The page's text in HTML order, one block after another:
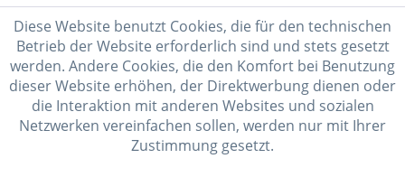
Diese Website benutzt Cookies, die für den technischen
Betrieb der Website erforderlich sind und stets gesetzt
werden. Andere Cookies, die den Komfort bei Benutzung
dieser Website erhöhen, der Direktwerbung dienen oder
die Interaktion mit anderen Websites und sozialen
Netzwerken vereinfachen sollen, werden nur mit Ihrer
Zustimmung gesetzt.